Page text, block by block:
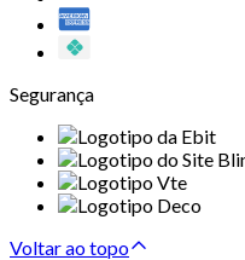
Segurança
Voltar ao topo